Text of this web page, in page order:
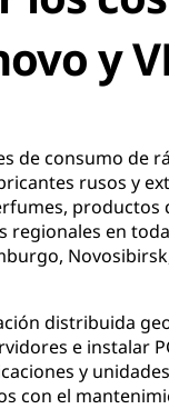
y
de consumo de
rusos y
en
distribuida
e instalar
y
con el